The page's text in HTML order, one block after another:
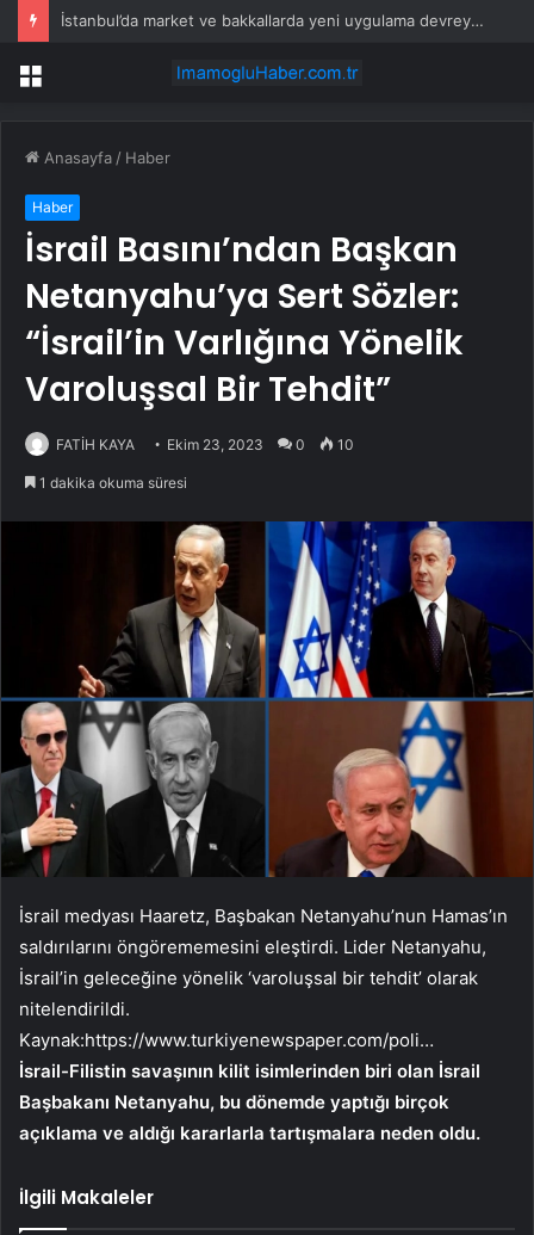
İstanbul’da market ve bakkallarda yeni uygulama devreye girdi
Menü
Anasayfa / Haber
Haber
İsrail Basını’ndan Başkan
Netanyahu’ya Sert Sözler:
“İsrail’in Varlığına Yönelik
Varoluşsal Bir Tehdit”
FATİH KAYA Ekim 23, 2023 0 10
1 dakika okuma süresi
İsrail medyası Haaretz, Başbakan Netanyahu’nun Hamas’ın
saldırılarını öngörememesini eleştirdi. Lider Netanyahu,
İsrail’in geleceğine yönelik ‘varoluşsal bir tehdit’ olarak
nitelendirildi.
Kaynak:https://www.turkiyenewspaper.com/poli…
İsrail-Filistin savaşının kilit isimlerinden biri olan İsrail
Başbakanı Netanyahu, bu dönemde yaptığı birçok
açıklama ve aldığı kararlarla tartışmalara neden oldu.
İlgili Makaleler